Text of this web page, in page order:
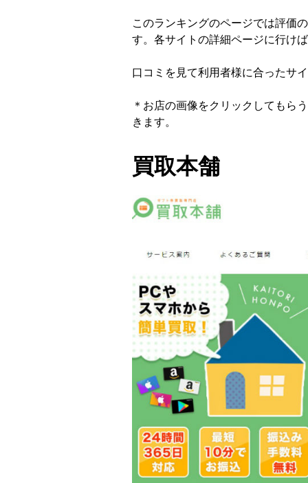
このランキングのページでは評価
す。各サイトの詳細ページに行け
口コミを見て利用者様に合ったサ
＊お店の画像をクリックしてもら
きます。
買取本舗